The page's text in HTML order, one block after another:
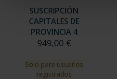
SUSCRIPCIÓN
CAPITALES DE
PROVINCIA 4
949,00 €
Sólo para usuarios
registrados